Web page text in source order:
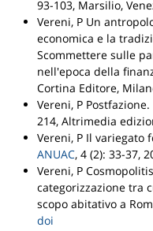
93-103, Marsilio,
Vereni, P Un
economica e la
Scommettere sulle
nell'epoca della
Cortina Editore,
Vereni, P Postfazione.
214,Altrimedia
Vereni, P Il variegato
ANUAC, 4 (2): 33-37,
Vereni, P
categorizzazione tra
scopo abitativo a
doi